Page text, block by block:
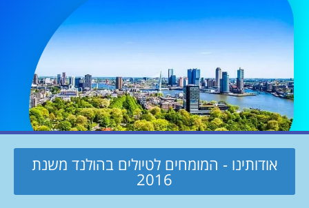
אודותינו - המומחים לטיולים בהולנד משנת
2016